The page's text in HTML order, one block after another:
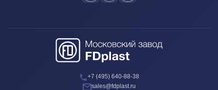
+7 (495) 640-88-38
sales@fdplast.ru